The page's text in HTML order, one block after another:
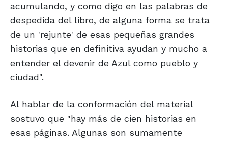
acumulando, y como digo en las palabras de
despedida del libro, de alguna forma se trata
de un 'rejunte' de esas pequeñas grandes
historias que en definitiva ayudan y mucho a
entender el devenir de Azul como pueblo y
ciudad".
Al hablar de la conformación del material
sostuvo que "hay más de cien historias en
esas páginas. Algunas son sumamente